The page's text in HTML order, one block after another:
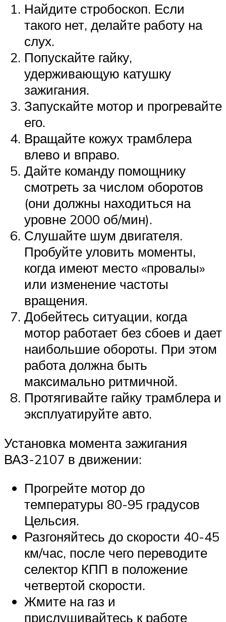
Найдите стробоскоп. Если
такого нет, делайте работу на
слух.
Попускайте гайку,
удерживающую катушку
зажигания.
Запускайте мотор и прогревайте
его.
Вращайте кожух трамблера
влево и вправо.
Дайте команду помощнику
смотреть за числом оборотов
(они должны находиться на
уровне 2000 об/мин).
Слушайте шум двигателя.
Пробуйте уловить моменты,
когда имеют место «провалы»
или изменение частоты
вращения.
Добейтесь ситуации, когда
мотор работает без сбоев и дает
наибольшие обороты. При этом
работа должна быть
максимально ритмичной.
Протягивайте гайку трамблера и
эксплуатируйте авто.
Установка момента зажигания
ВАЗ-2107 в движении:
Прогрейте мотор до
температуры 80-95 градусов
Цельсия.
Разгоняйтесь до скорости 40-45
км/час, после чего переводите
селектор КПП в положение
четвертой скорости.
Жмите на газ и
прислушивайтесь к работе